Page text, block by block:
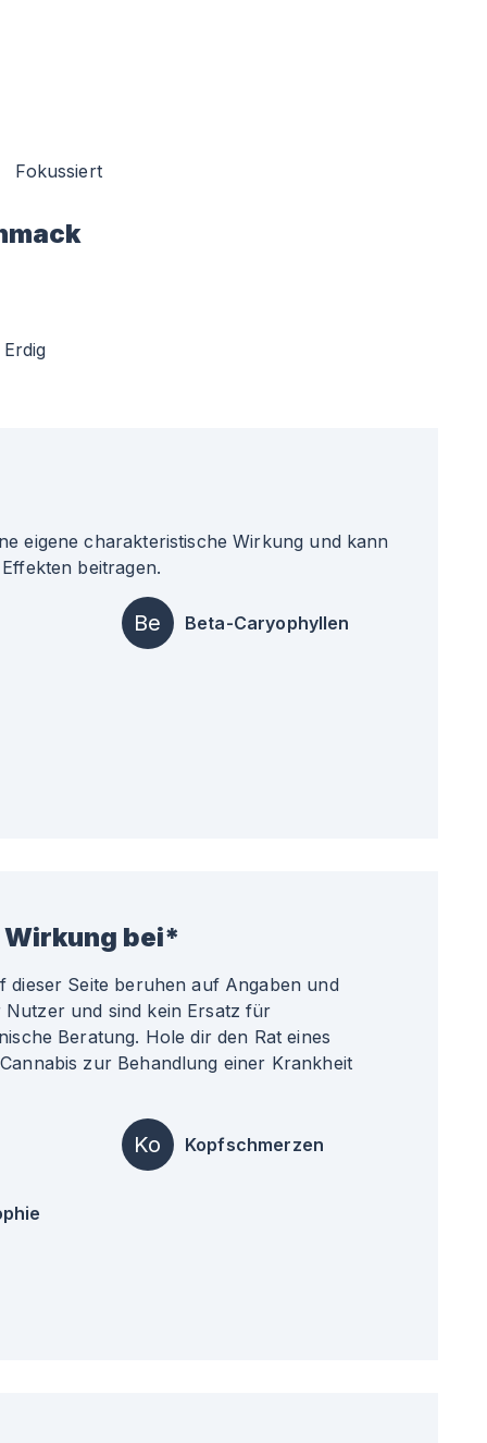
Fokussiert
Erdig
eigene charakteristische Wirkung und kann
beitragen.
Be Beta-Caryophyllen
bei*
dieser Seite beruhen auf Angaben und
und sind kein Ersatz für
Beratung. Hole dir den Rat eines
zur Behandlung einer Krankheit
Ko Kopfschmerzen